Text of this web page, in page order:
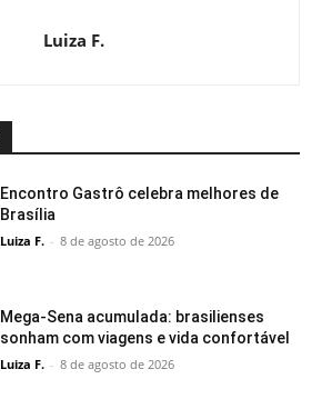
Luiza F.
Encontro Gastrô celebra melhores de
Brasília
Luiza F. - 8 de agosto de 2026
Mega-Sena acumulada: brasilienses
sonham com viagens e vida confortável
Luiza F. - 8 de agosto de 2026